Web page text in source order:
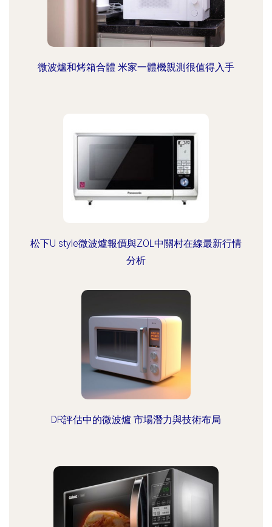
微波爐和烤箱合體 米家一體機親測很值得入手
松下U style微波爐報價與ZOL中關村在線最新行情
分析
DR評估中的微波爐 市場潛力與技術布局